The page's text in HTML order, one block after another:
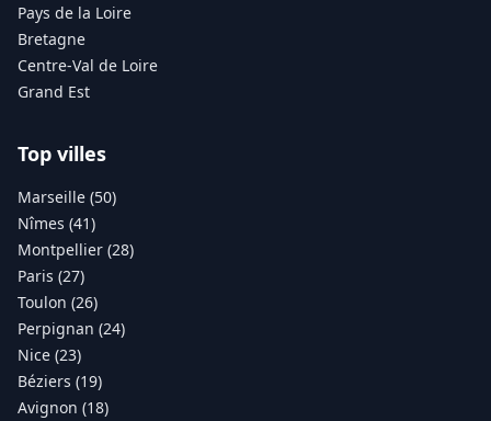
Pays de la Loire
Bretagne
Centre-Val de Loire
Grand Est
Top villes
Marseille (50)
Nîmes (41)
Montpellier (28)
Paris (27)
Toulon (26)
Perpignan (24)
Nice (23)
Béziers (19)
Avignon (18)